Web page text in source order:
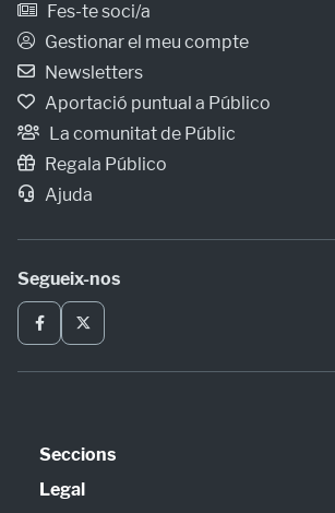
Fes-te soci/a
Gestionar el meu compte
Newsletters
Aportació puntual a Público
La comunitat de Públic
Regala Público
Ajuda
Segueix-nos
Seccions
Política
Legal